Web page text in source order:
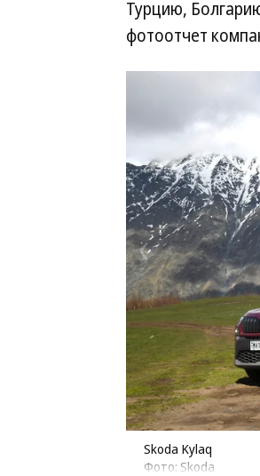
Турцию,
фотоотчет
Skoda Kylaq
Фото: Skoda